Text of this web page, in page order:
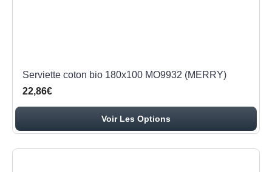
Serviette coton bio 180x100 MO9932 (MERRY)
22,86€
Voir Les Options